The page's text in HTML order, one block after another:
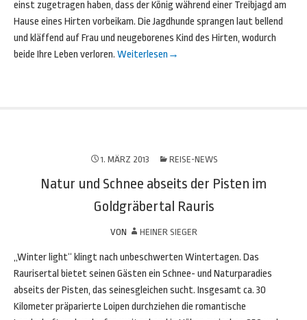
einst zugetragen haben, dass der König während einer Treibjagd am
Hause eines Hirten vorbeikam. Die Jagdhunde sprangen laut bellend
und kläffend auf Frau und neugeborenes Kind des Hirten, wodurch
beide Ihre Leben verloren. Weiterlesen →
1. MÄRZ 2013 REISE-NEWS
Natur und Schnee abseits der Pisten im
Goldgräbertal Rauris
VON HEINER SIEGER
„Winter light“ klingt nach unbeschwerten Wintertagen. Das
Raurisertal bietet seinen Gästen ein Schnee- und Naturparadies
abseits der Pisten, das seinesgleichen sucht. Insgesamt ca. 30
Kilometer präparierte Loipen durchziehen die romantische